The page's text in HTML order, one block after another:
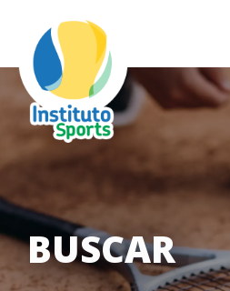
BUSCAR